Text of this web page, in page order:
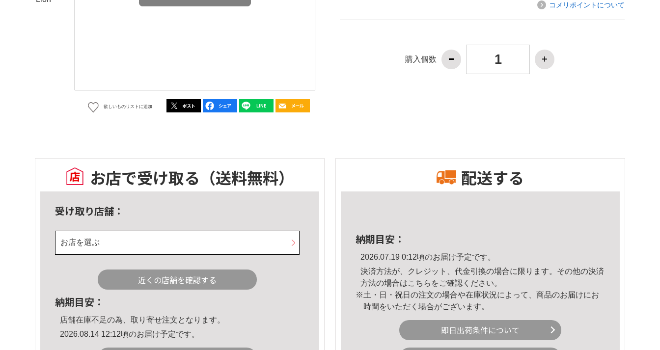
欲しいものリストに追加
コメリポイントについて
購入個数
お店で受け取る （送料無料）
受け取り店舗：
お店を選ぶ
近くの店舗を確認する
納期目安：
店舗在庫不足の為、取り寄せ注文となります。
2026.08.14 12:12頃のお届け予定です。
配送する
納期目安：
2026.07.19 0:12頃のお届け予定です。
決済方法が、クレジット、代金引換の場合に限ります。その他の決済
方法の場合はこちら をご確認ください。
※土・日・祝日の注文の場合や在庫状況によって、商品のお届けにお
時間をいただく場合がございます。
即日出荷条件について